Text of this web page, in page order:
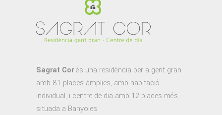
Sagrat Corés una residència per a gent gran
amb 81 places àmplies, amb habitació
individual, i centre de dia amb 12 places més
situada a Banyoles.